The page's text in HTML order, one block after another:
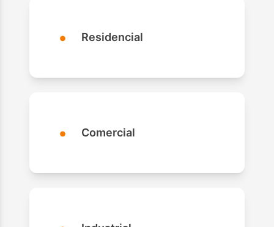
• Residencial
• Comercial